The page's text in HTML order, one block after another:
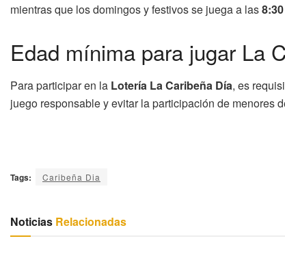
mientras que los domingos y festivos se juega a las
Edad mínima para jugar La
Para participar en la Lotería La Caribeña Día, es
juego responsable y evitar la participación de menores
Tags: Caribeña Dia
Noticias Relacionadas